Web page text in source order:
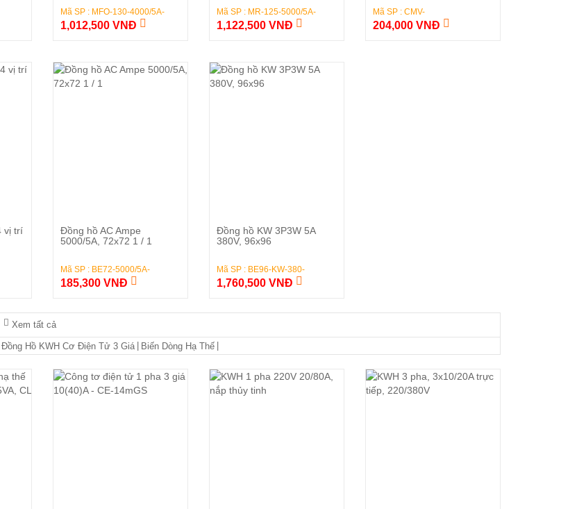
Mã SP : MFO-130-4000/5A-
1,012,500 VNĐ
Mã SP : MR-125-5000/5A-
1,122,500 VNĐ
Mã SP : CMV-
204,000 VNĐ
vị trí
Đặt Hàng
Đồng hồ AC Ampe
5000/5A, 72x72 1 / 1
Mã SP : BE72-5000/5A-
185,300 VNĐ
Đặt Hàng
Đồng hồ KW 3P3W 5A
380V, 96x96
Mã SP : BE96-KW-380-
1,760,500 VNĐ
Xem tất cả
Đồng Hồ KWH Cơ Điện Tử 3 Giá Biến Dòng Hạ Thế